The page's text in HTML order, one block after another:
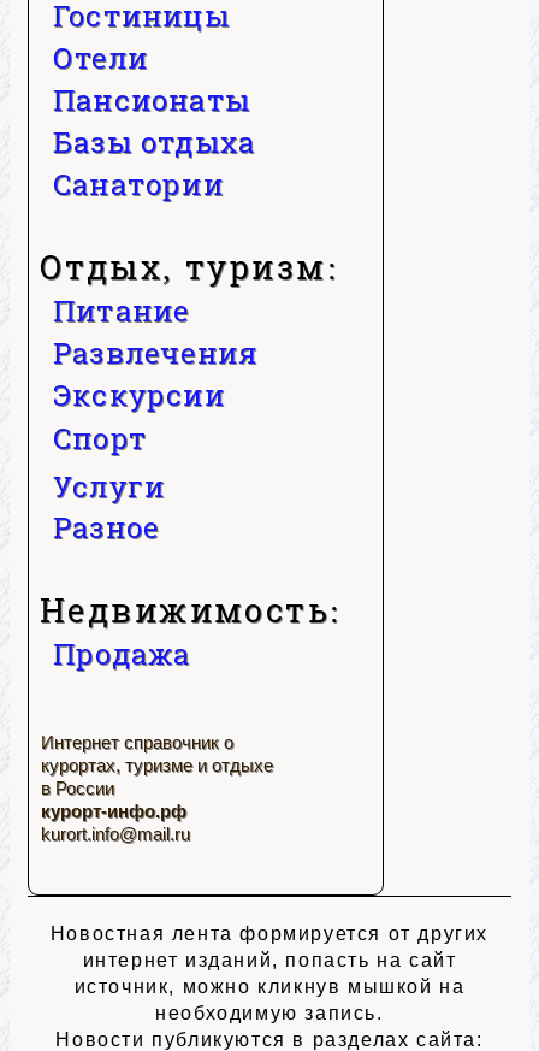
Гостиницы
Отели
Пансионаты
Базы отдыха
Санатории
Отдых, туризм:
Питание
Развлечения
Экскурсии
Спорт
Услуги
Разное
Недвижимость:
Продажа
Интернет справочник о
курортах, туризме и отдыхе
в России
курорт-инфо.рф
kurort.info@mail.ru
Новостная лента формируется от других
интернет изданий, попасть на сайт
источник, можно кликнув мышкой на
необходимую запись.
Новости публикуются в разделах сайта: